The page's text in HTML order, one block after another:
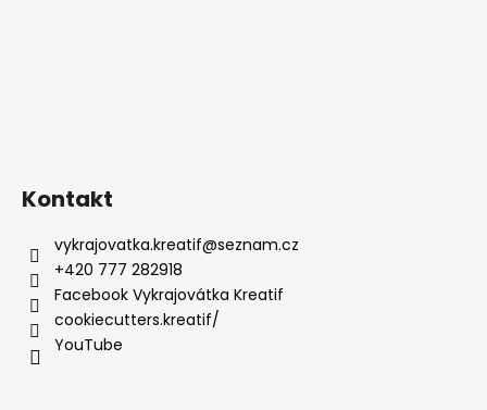
Kontakt
vykrajovatka.kreatif@seznam.cz
+420 777 282918
Facebook Vykrajovátka Kreatif
cookiecutters.kreatif/
YouTube